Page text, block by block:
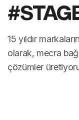
15 yıldır
olarak, mecra
çözümler